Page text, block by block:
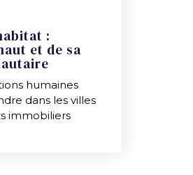
:
et de sa
humaines
dans les villes
immobiliers